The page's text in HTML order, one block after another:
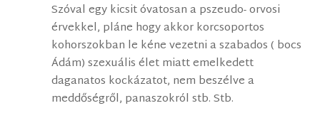
Szóval egy kicsit óvatosan a pszeudo- orvosi
érvekkel, pláne hogy akkor korcsoportos
kohorszokban le kéne vezetni a szabados ( bocs
Ádám) szexuális élet miatt emelkedett
daganatos kockázatot, nem beszélve a
meddőségről, panaszokról stb. Stb.